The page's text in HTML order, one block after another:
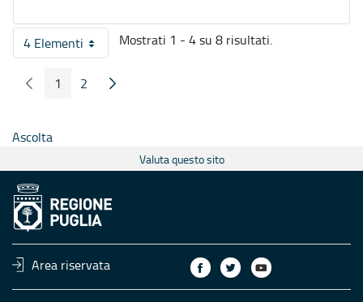
4 ElementiPer pagina
Mostrati 1 - 4 su 8 risultati.
Pagina Precedente
Pagina
1 Pagina
2 Pagina Seguente
Ascolta
Valuta questo sito
Area riservata